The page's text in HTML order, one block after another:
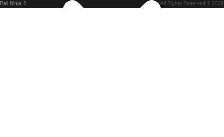
마드리드에서 바르셀로나로 가는 고속 열차
Rail Ninja ® All Rights Reserved © 2026